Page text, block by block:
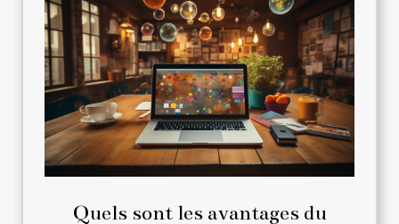
Quels sont les avantages du